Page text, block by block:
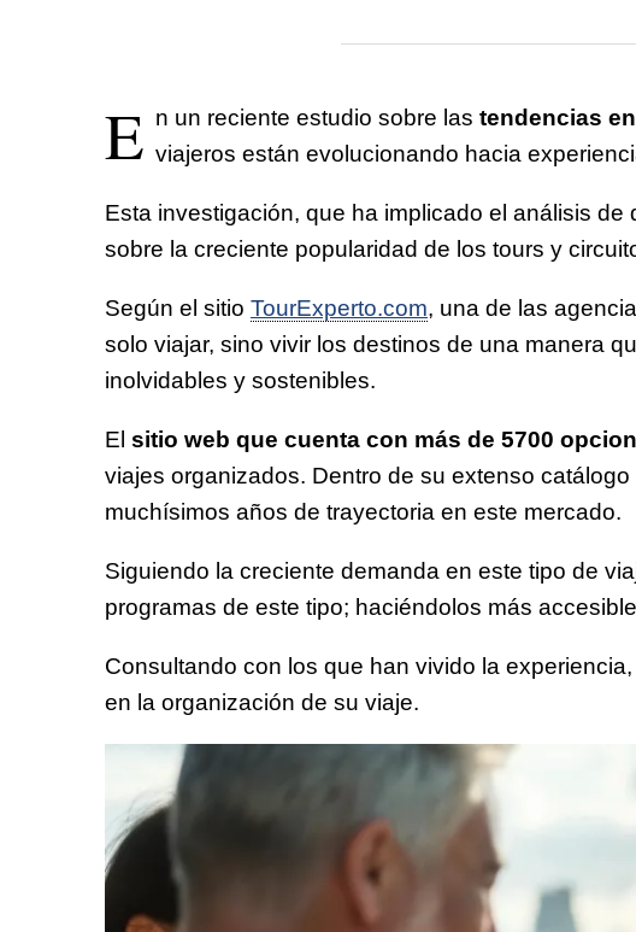
E n un reciente estudio sobre las tendencias
viajeros están evolucionando hacia
Esta investigación, que ha implicado el análisis
sobre la creciente popularidad de los tours y
Según el sitio TourExperto.com, una de las
solo viajar, sino vivir los destinos de una manera
inolvidables y sostenibles.
El sitio web que cuenta con más de 5700
viajes organizados. Dentro de su extenso
muchísimos años de trayectoria en este mercado.
Siguiendo la creciente demanda en este tipo de
programas de este tipo; haciéndolos más
Consultando con los que han vivido la
en la organización de su viaje.